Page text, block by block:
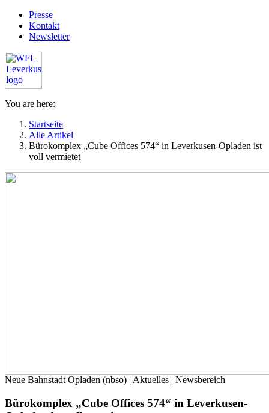
Presse
Kontakt
Newsletter
You are here:
Startseite
Alle Artikel
Bürokomplex „Cube Offices 574“ in Leverkusen-Opladen ist
voll vermietet
Neue Bahnstadt Opladen (nbso) | Aktuelles | Newsbereich
Bürokomplex „Cube Offices 574“ in Leverkusen-